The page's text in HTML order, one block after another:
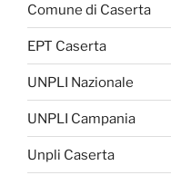
Comune di Caserta
EPT Caserta
UNPLI Nazionale
UNPLI Campania
Unpli Caserta